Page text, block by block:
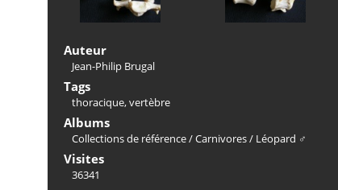
Auteur
Jean-Philip Brugal
Tags
thoracique,vertèbre
Albums
Collections de référence/Carnivores/ Léopard ♂
Visites
36341